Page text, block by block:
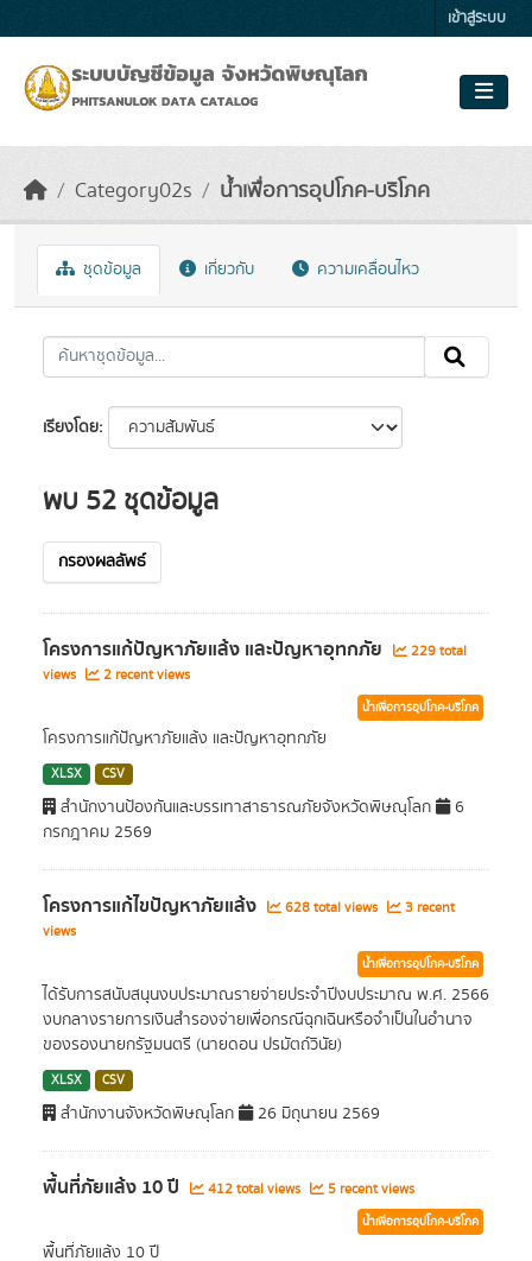
เข้าสู่ระบบ
Category02s น้ำเพื่อการอุปโภค-บริโภค
ชุดข้อมูล เกี่ยวกับ ความเคลื่อนไหว
เรียงโดย
พบ 52 ชุดข้อมูล
กรองผลลัพธ์
โครงการแก้ปัญหาภัยแล้ง และปัญหาอุทกภัย
229 total
views
2 recent views
น้ำเพื่อการอุปโภค-บริโภค
โครงการแก้ปัญหาภัยแล้ง และปัญหาอุทกภัย
XLSX CSV
สำนักงานป้องกันและบรรเทาสาธารณภัยจังหวัดพิษณุโลก
6
กรกฎาคม 2569
โครงการแก้ไขปัญหาภัยแล้ง 628 total views
3 recent
views
น้ำเพื่อการอุปโภค-บริโภค
ได้รับการสนับสนุนงบประมาณรายจ่ายประจำปีงบประมาณ พ.ศ. 2566
งบกลางรายการเงินสำรองจ่ายเพื่อกรณีฉุกเฉินหรือจำเป็นในอำนาจ
ของรองนายกรัฐมนตรี (นายดอน ปรมัตถ์วินัย)
XLSX CSV
สำนักงานจังหวัดพิษณุโลก 26 มิถุนายน 2569
พื้นที่ภัยแล้ง 10 ปี 412 total views 5 recent views
น้ำเพื่อการอุปโภค-บริโภค
พื้นที่ภัยแล้ง 10 ปี